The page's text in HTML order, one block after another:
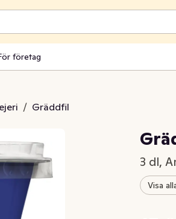
företag
/ Gräddfil
3 dl,
Visa